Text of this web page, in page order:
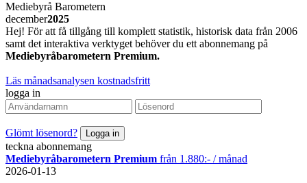
Mediebyrå Barometern
december2025
Hej! För att få tillgång till komplett statistik, historisk data från 2006
samt det interaktiva verktyget behöver du ett abonnemang på
Mediebyråbarometern Premium.
Läs månadsanalysen kostnadsfritt
logga in
Glömt lösenord?
teckna abonnemang
Mediebyråbarometern Premium från 1.880:- / månad
2026-01-13